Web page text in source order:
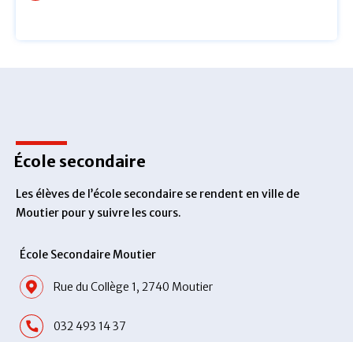
École secondaire
Les élèves de l’école secondaire se rendent en ville de
Moutier pour y suivre les cours.
École Secondaire Moutier
Rue du Collège 1, 2740 Moutier
032 493 14 37